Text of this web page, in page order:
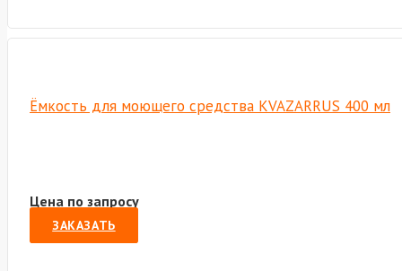
Ёмкость для моющего средства KVAZARRUS 400 мл
Цена по запросу
ЗАКАЗАТЬ